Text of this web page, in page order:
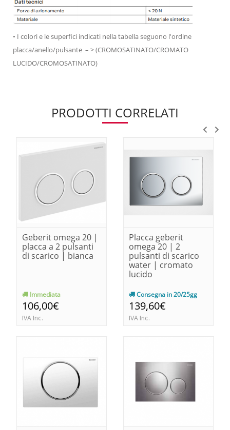
• I colori e le superfici indicati nella tabella seguono l'ordine
placca/anello/pulsante – > (CROMOSATINATO/CROMATO
LUCIDO/CROMOSATINATO)
PRODOTTI CORRELATI
Geberit omega 20 |
placca a 2 pulsanti
di scarico | bianca
Immediata
106,00€
IVA Inc.
Placca geberit
omega 20 | 2
pulsanti di scarico
water | cromato
lucido
Consegna in 20/25gg
139,60€
IVA Inc.